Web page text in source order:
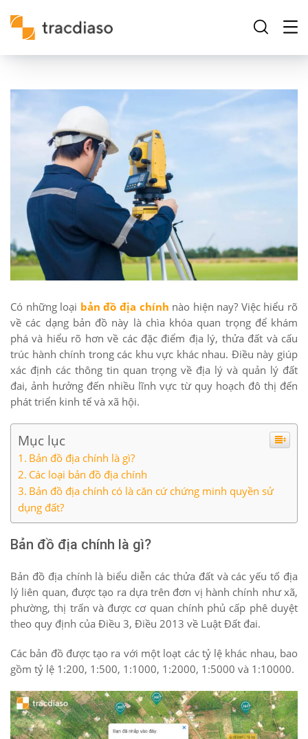
Có những loại bản đồ địa chính nào hiện nay? Việc hiểu rõ
về các dạng bản đồ này là chìa khóa quan trọng để khám
phá và hiểu rõ hơn về các đặc điểm địa lý, thửa đất và cấu
trúc hành chính trong các khu vực khác nhau. Điều này giúp
xác định các thông tin quan trọng về địa lý và quản lý đất
đai, ảnh hưởng đến nhiều lĩnh vực từ quy hoạch đô thị đến
phát triển kinh tế và xã hội.
Mục lục
Bản đồ địa chính là gì?
Các loại bản đồ địa chính
Bản đồ địa chính có là căn cứ chứng minh quyền sử
dụng đất?
Bản đồ địa chính là gì?
Bản đồ địa chính là biểu diễn các thửa đất và các yếu tố địa
lý liên quan, được tạo ra dựa trên đơn vị hành chính như xã,
phường, thị trấn và được cơ quan chính phủ cấp phê duyệt
theo quy định của Điều 3, Điều 2013 về Luật Đất đai.
Các bản đồ được tạo ra với một loạt các tỷ lệ khác nhau, bao
gồm tỷ lệ 1:200, 1:500, 1:1000, 1:2000, 1:5000 và 1:10000.